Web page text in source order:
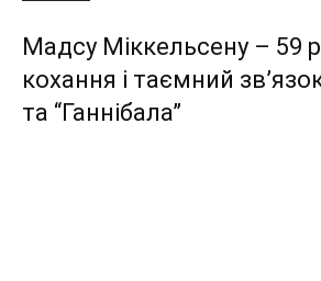
Мадсу Міккельсену – 59
кохання і таємний
та “Ганнібала”